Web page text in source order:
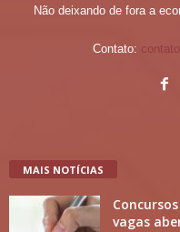
Não deixando de fora a
Contato:
MAIS NOTÍCIAS
vagas